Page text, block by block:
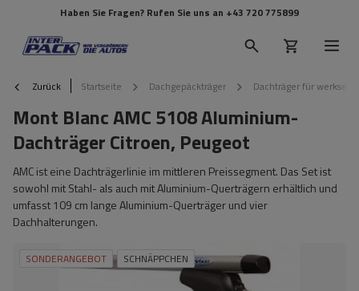
Haben Sie Fragen? Rufen Sie uns an +43 720 775899
Zurück Startseite Dachgepäckträger Dachträger für
Mont Blanc AMC 5108 Aluminium-
Dachträger Citroen, Peugeot
AMC ist eine Dachträgerlinie im mittleren Preissegment. Das Set ist
sowohl mit Stahl- als auch mit Aluminium-Querträgern erhältlich und
umfasst 109 cm lange Aluminium-Querträger und vier
Dachhalterungen.
SONDERANGEBOT SCHNÄPPCHEN